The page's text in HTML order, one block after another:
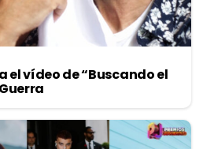
el vídeo de “Buscando el